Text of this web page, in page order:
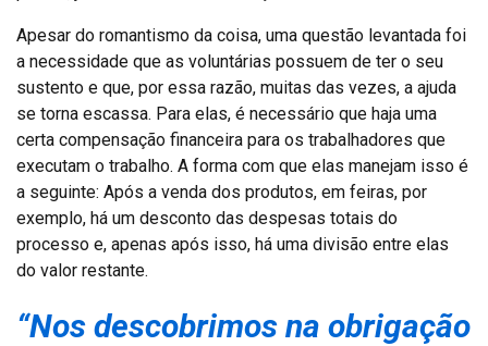
Apesar do romantismo da coisa, uma questão levantada foi
a necessidade que as voluntárias possuem de ter o seu
sustento e que, por essa razão, muitas das vezes, a ajuda
se torna escassa. Para elas, é necessário que haja uma
certa compensação financeira para os trabalhadores que
executam o trabalho. A forma com que elas manejam isso é
a seguinte: Após a venda dos produtos, em feiras, por
exemplo, há um desconto das despesas totais do
processo e, apenas após isso, há uma divisão entre elas
do valor restante.
“Nos descobrimos na obrigação